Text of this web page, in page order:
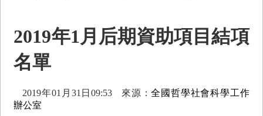
2019年1月后期資助項目結項
名單
2019年01月31日09:53 來源：全國哲學社會科學工作
辦公室